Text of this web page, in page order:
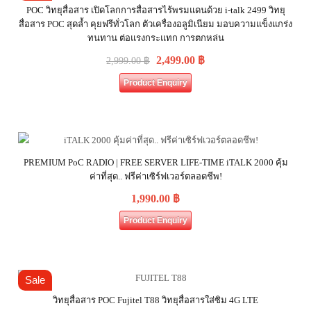
POC วิทยุสื่อสาร เปิดโลกการสื่อสารไร้พรมแดนด้วย i-talk 2499 วิทยุ
สื่อสาร POC สุดล้ำ คุยฟรีทั่วโลก ตัวเครื่องอลูมิเนียม มอบความแข็งแกร่ง
ทนทาน ต่อแรงกระแทก การตกหล่น
2,999.00฿ 2,499.00 ฿
Product Enquiry
PREMIUM PoC RADIO | FREE SERVER LIFE-TIME iTALK 2000 คุ้ม
ค่าที่สุด.. ฟรีค่าเซิร์ฟเวอร์ตลอดชีพ!
1,990.00 ฿
Product Enquiry
Sale
วิทยุสื่อสาร POC Fujitel T88 วิทยุสื่อสารใส่ซิม 4G LTE